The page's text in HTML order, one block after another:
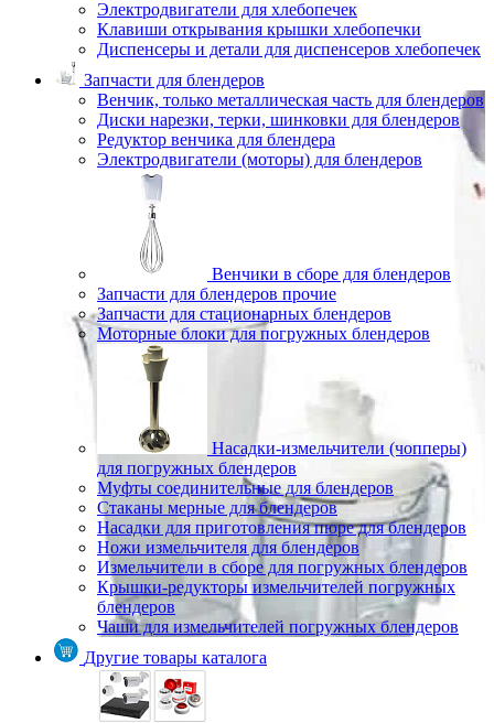
Электродвигатели для хлебопечек
Клавиши открывания крышки хлебопечки
Диспенсеры и детали для диспенсеров хлебопечек
Запчасти для блендеров
Венчик, только металлическая часть для блендеров
Диски нарезки, терки, шинковки для блендеров
Редуктор венчика для блендера
Электродвигатели (моторы) для блендеров
Венчики в сборе для блендеров
Запчасти для блендеров прочие
Запчасти для стационарных блендеров
Моторные блоки для погружных блендеров
Насадки-измельчители (чопперы)
для погружных блендеров
Муфты соединительные для блендеров
Стаканы мерные для блендеров
Насадки для приготовления пюре для блендеров
Ножи измельчителя для блендеров
Измельчители в сборе для погружных блендеров
Крышки-редукторы измельчителей погружных
блендеров
Чаши для измельчителей погружных блендеров
Другие товары каталога